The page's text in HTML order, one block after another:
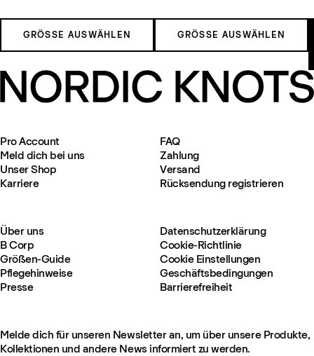
GRÖSSE AUSWÄHLEN GRÖSSE AUSWÄHLEN
Pro Account
Meld dich bei uns
Unser Shop
Karriere
FAQ
Zahlung
Versand
Rücksendung registrieren
Über uns
B Corp
Größen-Guide
Pflegehinweise
Presse
Datenschutzerklärung
Cookie-Richtlinie
Cookie Einstellungen
Geschäftsbedingungen
Barrierefreiheit
Melde dich für unseren Newsletter an, um über unsere Produkte,
Kollektionen und andere News informiert zu werden.